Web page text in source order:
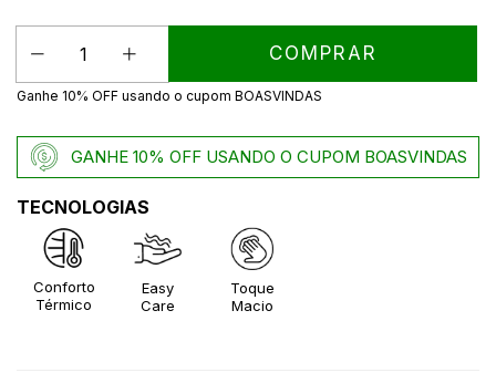
Ganhe 10% OFF usando o cupom BOASVINDAS
GANHE 10% OFF USANDO O CUPOM BOASVINDAS
TECNOLOGIAS
Conforto
Térmico
Easy
Care
Toque
Macio